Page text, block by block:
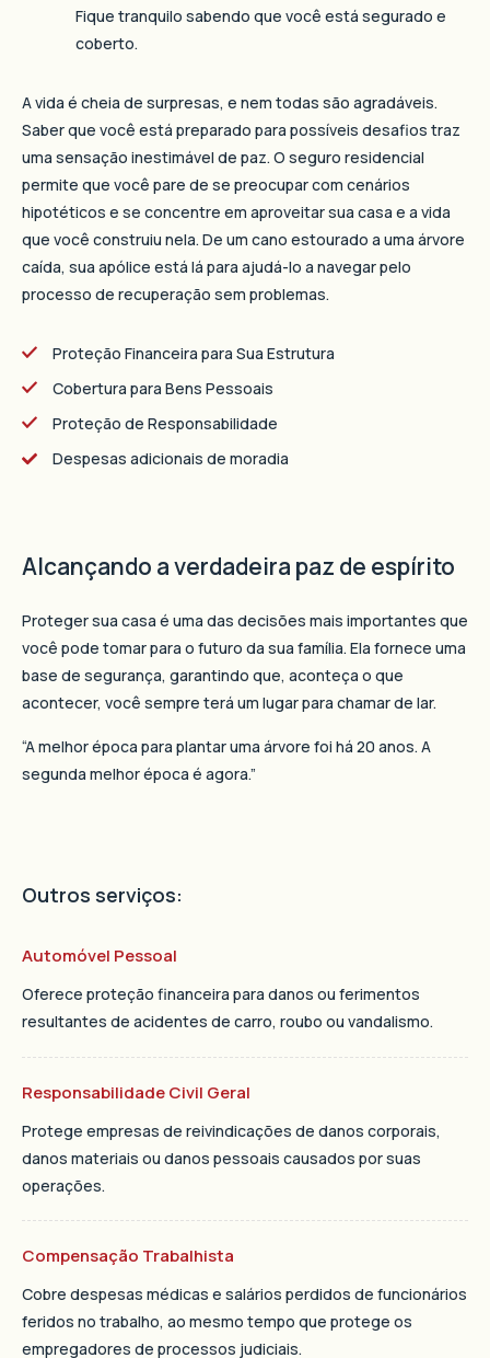
Fique tranquilo sabendo que você está segurado e
coberto.
A vida é cheia de surpresas, e nem todas são agradáveis.
Saber que você está preparado para possíveis desafios traz
uma sensação inestimável de paz. O seguro residencial
permite que você pare de se preocupar com cenários
hipotéticos e se concentre em aproveitar sua casa e a vida
que você construiu nela. De um cano estourado a uma árvore
caída, sua apólice está lá para ajudá-lo a navegar pelo
processo de recuperação sem problemas.
Proteção Financeira para Sua Estrutura
Cobertura para Bens Pessoais
Proteção de Responsabilidade
Despesas adicionais de moradia
Alcançando a verdadeira paz de espírito
Proteger sua casa é uma das decisões mais importantes que
você pode tomar para o futuro da sua família. Ela fornece uma
base de segurança, garantindo que, aconteça o que
acontecer, você sempre terá um lugar para chamar de lar.
“A melhor época para plantar uma árvore foi há 20 anos. A
segunda melhor época é agora.”
Outros serviços:
Automóvel Pessoal
Oferece proteção financeira para danos ou ferimentos
resultantes de acidentes de carro, roubo ou vandalismo.
Responsabilidade Civil Geral
Protege empresas de reivindicações de danos corporais,
danos materiais ou danos pessoais causados ​​por suas
operações.
Compensação Trabalhista
Cobre despesas médicas e salários perdidos de funcionários
feridos no trabalho, ao mesmo tempo que protege os
empregadores de processos judiciais.